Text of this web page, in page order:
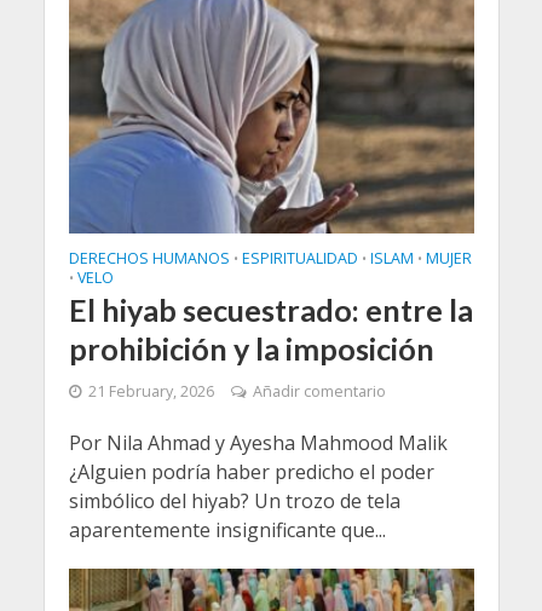
DERECHOS HUMANOS • ESPIRITUALIDAD • ISLAM • MUJER
• VELO
El hiyab secuestrado: entre la
prohibición y la imposición
21 February, 2026 Añadir comentario
Por Nila Ahmad y Ayesha Mahmood Malik
¿Alguien podría haber predicho el poder
simbólico del hiyab? Un trozo de tela
aparentemente insignificante que...